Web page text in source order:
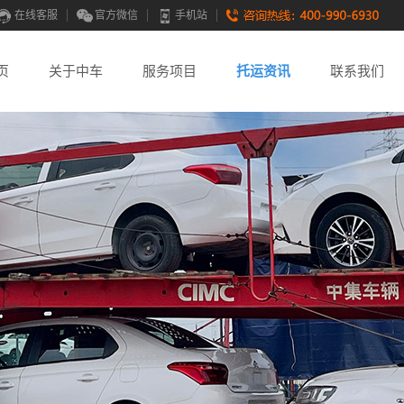
在线客服 官方微信 手机站
关于中车 服务项目 托运资讯 联系我们